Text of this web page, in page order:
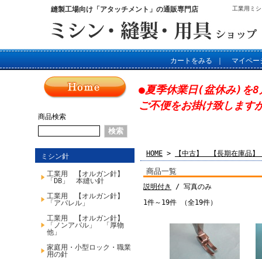
縫製工場向け「アタッチメント」の通販専門店 工業用ミ
カートをみる マイペー
商品検索
ミシン針
工業用 【オルガン針】
「DB」 本縫い針
工業用 【オルガン針】
「アパレル」
工業用 【オルガン針】
「ノンアパル」 「厚物
他」
家庭用・小型ロック・職業
用の針
●夏季休業日(盆休み)を
ご不便をお掛け致します
HOME > 【中古】 【長期在庫品
商品一覧
説明付き
/ 写真のみ
1件～19件 （全19件）